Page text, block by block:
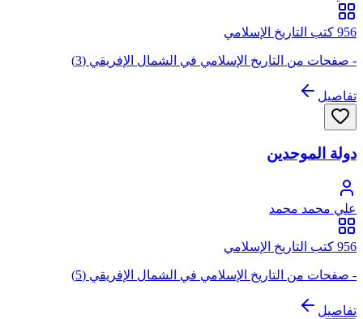
956 كتب التاريخ الإسلامي
- صفحات من التاريخ الإسلامي في الشمال الإفريقي (3)
تفاصيل
دولة الموحدين
علي محمد محمد
956 كتب التاريخ الإسلامي
- صفحات من التاريخ الإسلامي في الشمال الإفريقي (5)
تفاصيل